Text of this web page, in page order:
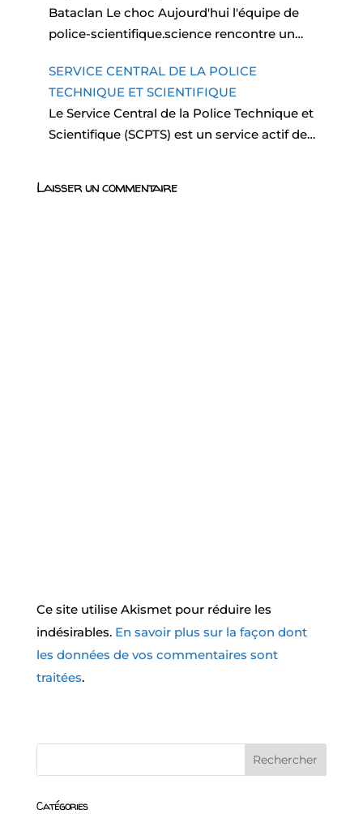
Bataclan Le choc Aujourd'hui l'équipe de
police-scientifique.science rencontre un…
SERVICE CENTRAL DE LA POLICE
TECHNIQUE ET SCIENTIFIQUE
Le Service Central de la Police Technique et
Scientifique (SCPTS) est un service actif de…
Laisser un commentaire
Ce site utilise Akismet pour réduire les
indésirables. En savoir plus sur la façon dont
les données de vos commentaires sont
traitées.
Catégories